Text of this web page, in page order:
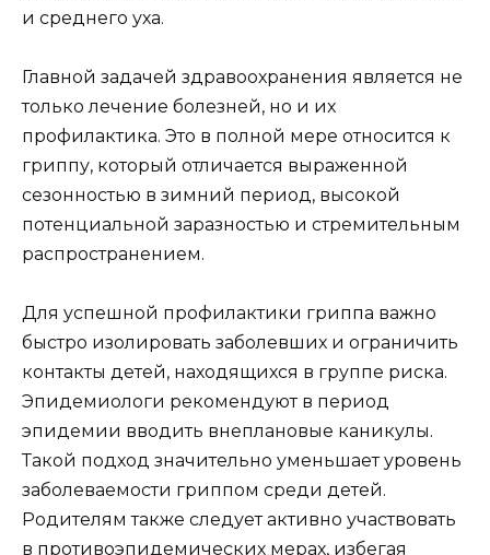
и среднего уха.
Главной задачей здравоохранения является не
только лечение болезней, но и их
профилактика. Это в полной мере относится к
гриппу, который отличается выраженной
сезонностью в зимний период, высокой
потенциальной заразностью и стремительным
распространением.
Для успешной профилактики гриппа важно
быстро изолировать заболевших и ограничить
контакты детей, находящихся в группе риска.
Эпидемиологи рекомендуют в период
эпидемии вводить внеплановые каникулы.
Такой подход значительно уменьшает уровень
заболеваемости гриппом среди детей.
Родителям также следует активно участвовать
в противоэпидемических мерах, избегая